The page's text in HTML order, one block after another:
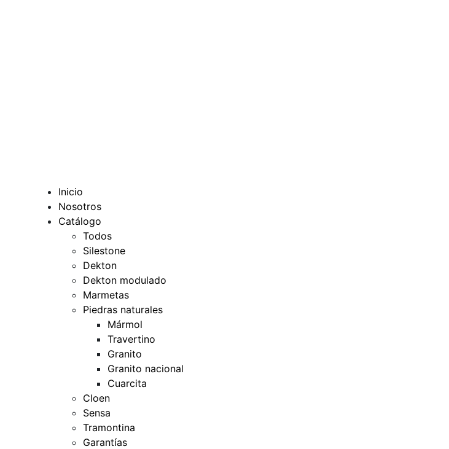
Inicio
Nosotros
Catálogo
Todos
Silestone
Dekton
Dekton modulado
Marmetas
Piedras naturales
Mármol
Travertino
Granito
Granito nacional
Cuarcita
Cloen
Sensa
Tramontina
Garantías